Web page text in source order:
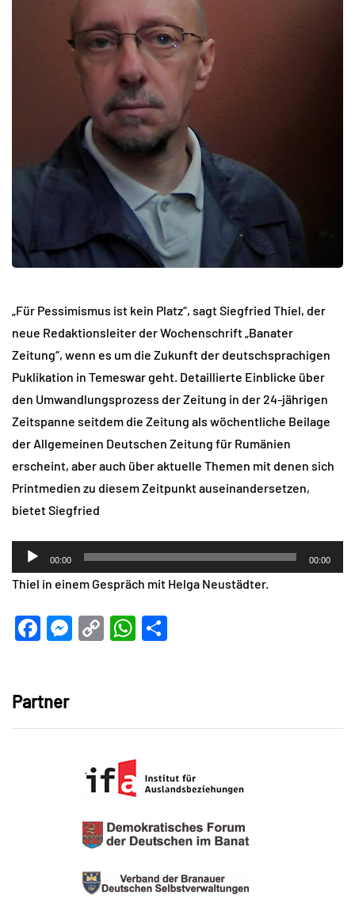
„Für Pessimismus ist kein Platz“, sagt Siegfried Thiel, der
neue Redaktionsleiter der Wochenschrift „Banater
Zeitung“, wenn es um die Zukunft der deutschsprachigen
Puklikation in Temeswar geht. Detaillierte Einblicke über
den Umwandlungsprozess der Zeitung in der 24-jährigen
Zeitspanne seitdem die Zeitung als wöchentliche Beilage
der Allgemeinen Deutschen Zeitung für Rumänien
erscheint, aber auch über aktuelle Themen mit denen sich
Printmedien zu diesem Zeitpunkt auseinandersetzen,
bietet Siegfried
Audio-
Player
00:00 00:00
Thiel in einem Gespräch mit Helga Neustädter.
Facebook
Messenger
CopyWhatsApp
Partner